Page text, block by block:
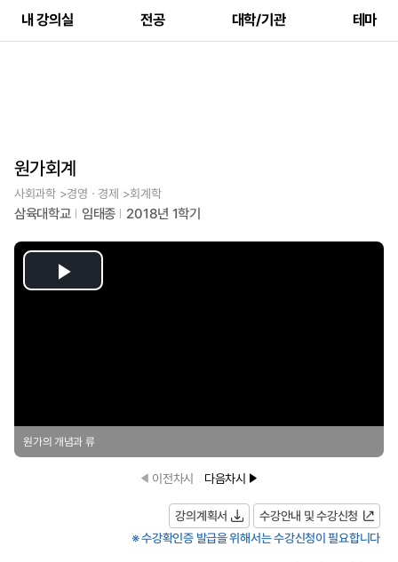
내 강의실 전공 대학/기관 테마
원가회계
사회과학 >경영ㆍ경제 >회계학
삼육대학교 임태종 2018년 1학기
Play
원가의 개념과 류
이전차시 다음차시
강의계획서
수강안내 및 수강신청
※ 수강확인증 발급을 위해서는 수강신청이 필요합니다